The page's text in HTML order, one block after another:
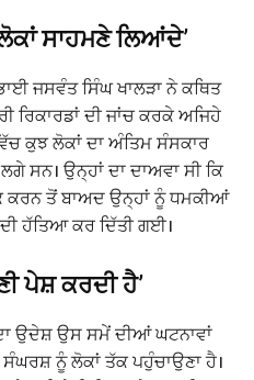
ਸਾਹਮਣੇ ਲਿਆਂਦੇ’
ਜਸਵੰਤ ਸਿੰਘ ਖਾਲੜਾ ਨੇ ਕਥਿਤ
ਰਿਕਾਰਡਾਂ ਦੀ ਜਾਂਚ ਕਰਕੇ ਅਜਿਹੇ
ਕੁਝ ਲੋਕਾਂ ਦਾ ਅੰਤਿਮ ਸੰਸਕਾਰ
ਸਨ। ਉਨ੍ਹਾਂ ਦਾ ਦਾਅਵਾ ਸੀ ਕਿ
ਕਰਨ ਤੋਂ ਬਾਅਦ ਉਨ੍ਹਾਂ ਨੂੰ ਧਮਕੀਆਂ
ਹੱਤਿਆ ਕਰ ਦਿੱਤੀ ਗਈ।
ਪੇਸ਼ ਕਰਦੀ ਹੈ’
ਉਦੇਸ਼ ਉਸ ਸਮੇਂ ਦੀਆਂ ਘਟਨਾਵਾਂ
ਨੂੰ ਲੋਕਾਂ ਤੱਕ ਪਹੁੰਚਾਉਣਾ ਹੈ।